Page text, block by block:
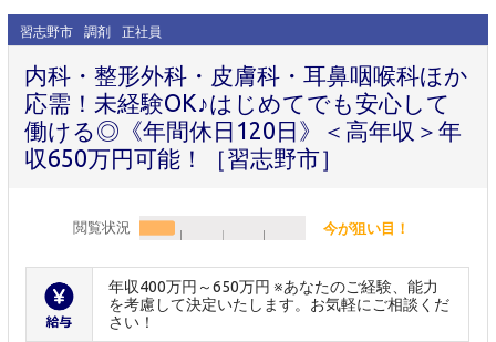
習志野市 調剤 正社員
内科・整形外科・皮膚科・耳鼻咽喉科ほか
応需！未経験OK♪はじめてでも安心して
働ける◎《年間休日120日》＜高年収＞年
収650万円可能！［習志野市］
閲覧状況 今が狙い目！
年収400万円～650万円 ※あなたのご経験、能力
を考慮して決定いたします。お気軽にご相談くだ
さい！